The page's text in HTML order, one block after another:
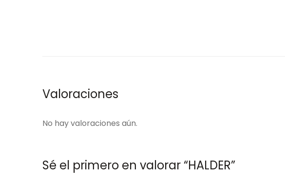
Valoraciones
No hay valoraciones aún.
Sé el primero en valorar “HALDER”